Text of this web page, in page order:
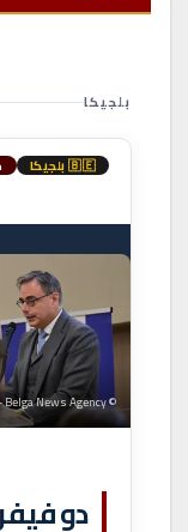
بلجيكا
🇧🇪 بلجيكا
© Belga News Agency — بروكسل، مايو 2026
دو